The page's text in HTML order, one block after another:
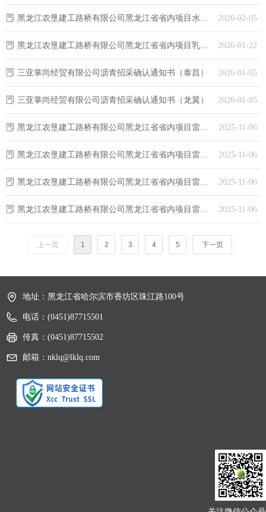
2026-02-05
ꂓ 黑龙江农垦建工路桥有限公司黑龙江省省内项目水泥招采确认通知书- -齐齐哈尔市润安经贸有限责任公司
2026-01-22
ꂓ 黑龙江农垦建工路桥有限公司黑龙江省省内项目乳化剂及再生剂招采确认通知书-山东派尼路桥材料有限公司
2026-01-05
ꂓ 三亚掌尚经贸有限公司沥青招采确认通知书（泰昌）
2026-01-05
ꂓ 三亚掌尚经贸有限公司沥青招采确认通知书（龙翼）
2025-11-06
ꂓ 黑龙江农垦建工路桥有限公司黑龙江省省内项目雷诺护垫及格宾石笼招采确认通知书-河北强德丝网制品有限公司
2025-11-06
ꂓ 黑龙江农垦建工路桥有限公司黑龙江省省内项目雷诺护垫及格宾石笼招采确认通知书-沧州市鲁梅卡管业有限公司
2025-11-06
ꂓ 黑龙江农垦建工路桥有限公司黑龙江省省内项目雷诺护垫及格宾石笼招采确认通知书-沧州市鲁梅卡管业有限公司
2025-11-06
ꂓ 黑龙江农垦建工路桥有限公司黑龙江省省内项目雷诺护垫及格宾石笼招采确认通知书-安平县腾智金属丝网制品有限公司
上一页 1 2 3 4 5 下一页
地址： 黑龙江省哈尔滨市香坊区珠江路100号
电话： (0451)87715501
传真： (0451)87715502
邮箱： nklq@lklq.com